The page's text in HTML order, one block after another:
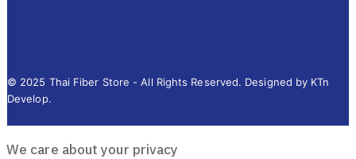
© 2025 Thai Fiber Store - All Rights Reserved. Designed by KTn
Develop.
We care about your privacy